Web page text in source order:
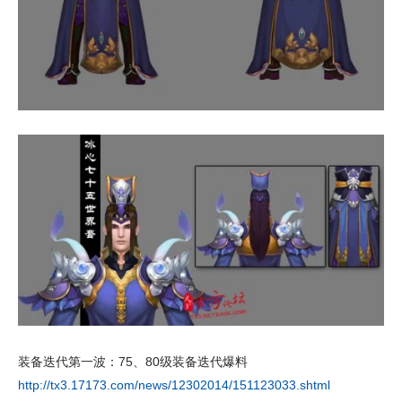
装备迭代第一波：75、80级装备迭代爆料
http://tx3.17173.com/news/12302014/151123033.shtml